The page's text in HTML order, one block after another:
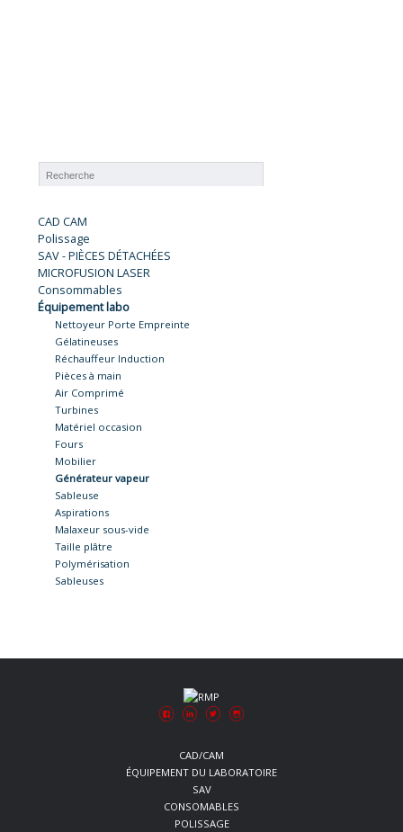
CAD CAM
Polissage
SAV - PIÈCES DÉTACHÉES
MICROFUSION LASER
Consommables
Équipement labo
Nettoyeur Porte Empreinte
Gélatineuses
Réchauffeur Induction
Pièces à main
Air Comprimé
Turbines
Matériel occasion
Fours
Mobilier
Générateur vapeur
Sableuse
Aspirations
Malaxeur sous-vide
Taille plâtre
Polymérisation
Sableuses
CAD/CAM
ÉQUIPEMENT DU LABORATOIRE
SAV
CONSOMABLES
POLISSAGE